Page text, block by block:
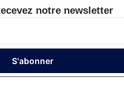
notre newsletter